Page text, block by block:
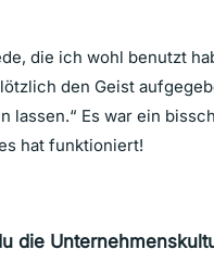
die ich wohl benutzt
den Geist
lassen.“ Es war ein
hat funktioniert!
die